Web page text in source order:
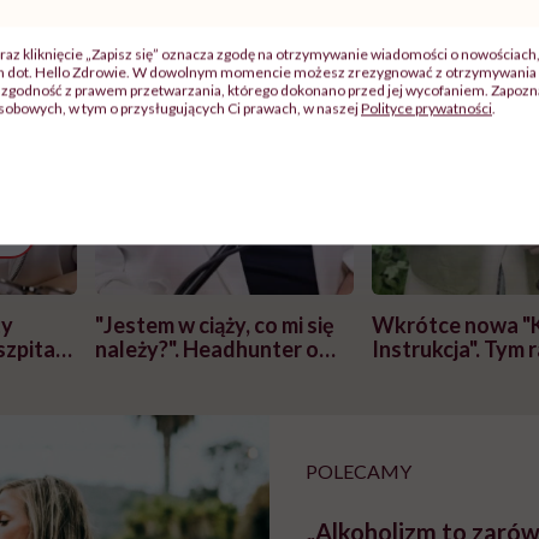
"Jestem w ciąży, co mi się
należy?". Headhunter o
pracy
Wkrótce nowa
Instrukcja". Tym
POLECAMY
„Alkoholizm to
kliknięcie „Zapisz się” oznacza zgodę na otrzymywanie wiadomości o
dot. Hello Zdrowie. W dowolnym momencie możesz zrezygnować z
zgodność z prawem przetwarzania, którego dokonano przed jej wycofaniem.
w tym o przysługujących Ci prawach, w naszejPolityce prywatności.